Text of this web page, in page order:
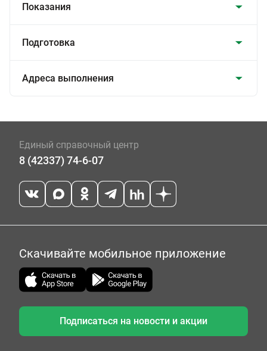
Показания
Подготовка
Адреса выполнения
Единый справочный центр
8 (42337) 74-6-07
Скачивайте мобильное приложение
Подписаться на новости и акции